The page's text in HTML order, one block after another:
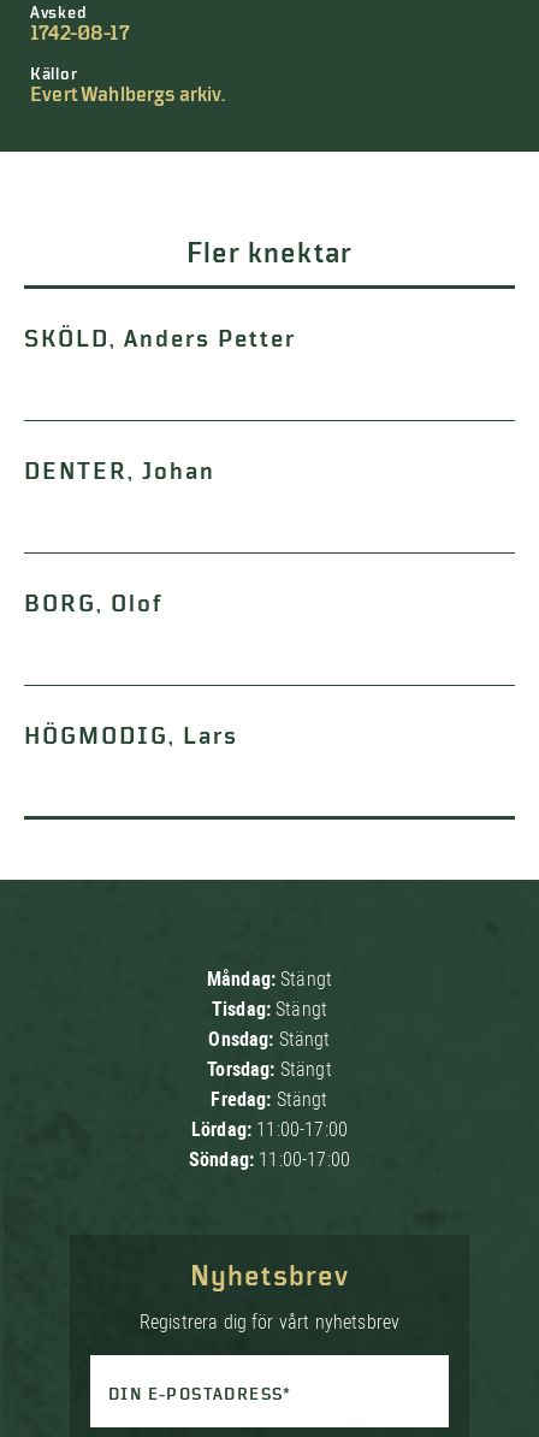
Avsked
1742-08-17
Källor
Evert Wahlbergs arkiv.
Fler knektar
SKÖLD, Anders Petter
DENTER, Johan
BORG, Olof
HÖGMODIG, Lars
Måndag:Stängt
Tisdag:Stängt
Onsdag: Stängt
Torsdag: Stängt
Fredag: Stängt
Lördag: 11:00-17:00
Söndag: 11:00-17:00
Nyhetsbrev
Registrera dig för vårt nyhetsbrev
DIN E-POSTADRESS*